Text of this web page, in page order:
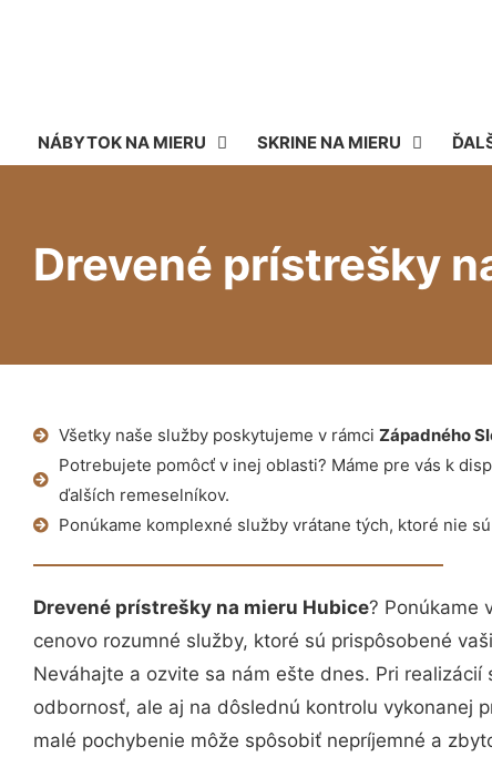
NÁBYTOK NA MIERU SKRINE NA MIERU
Drevené prístrešky
Všetky naše služby poskytujeme v rámci Západného
Potrebujete pomôcť v inej oblasti? Máme pre vás k
ďalších remeselníkov.
Ponúkame komplexné služby vrátane tých, ktoré nie
Drevené prístrešky na mieru Hubice? Ponúkame
cenovo rozumné služby, ktoré sú prispôsobené
Neváhajte a ozvite sa nám ešte dnes. Pri
odbornosť, ale aj na dôslednú kontrolu vykonanej
malé pochybenie môže spôsobiť nepríjemné a